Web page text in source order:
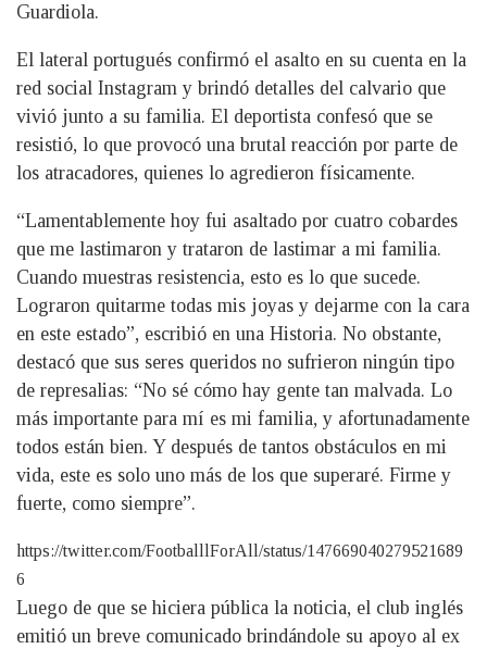
Guardiola.
El lateral portugués confirmó el asalto en su cuenta en la
red social Instagram y brindó detalles del calvario que
vivió junto a su familia. El deportista confesó que se
resistió, lo que provocó una brutal reacción por parte de
los atracadores, quienes lo agredieron físicamente.
“Lamentablemente hoy fui asaltado por cuatro cobardes
que me lastimaron y trataron de lastimar a mi familia.
Cuando muestras resistencia, esto es lo que sucede.
Lograron quitarme todas mis joyas y dejarme con la cara
en este estado”, escribió en una Historia. No obstante,
destacó que sus seres queridos no sufrieron ningún tipo
de represalias: “No sé cómo hay gente tan malvada. Lo
más importante para mí es mi familia, y afortunadamente
todos están bien. Y después de tantos obstáculos en mi
vida, este es solo uno más de los que superaré. Firme y
fuerte, como siempre”.
https://twitter.com/FootballlForAll/status/147669040279521689
6
Luego de que se hiciera pública la noticia, el club inglés
emitió un breve comunicado brindándole su apoyo al ex